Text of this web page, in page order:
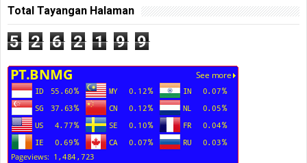
Total Tayangan Halaman
5 2 6 2 1 9 9